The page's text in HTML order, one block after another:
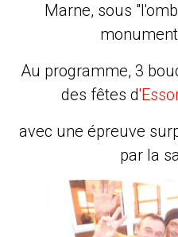
Marne, sous
Au programme, 3
des fêtes d
avec une épreuve
par la